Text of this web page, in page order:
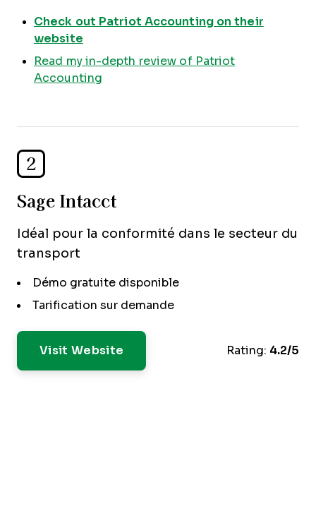
Check out Patriot Accounting on their
website
Read my in-depth review of Patriot
Accounting
2
Sage Intacct
Idéal pour la conformité dans le secteur du
transport
Démo gratuite disponible
Tarification sur demande
Visit Website Rating: 4.2/5